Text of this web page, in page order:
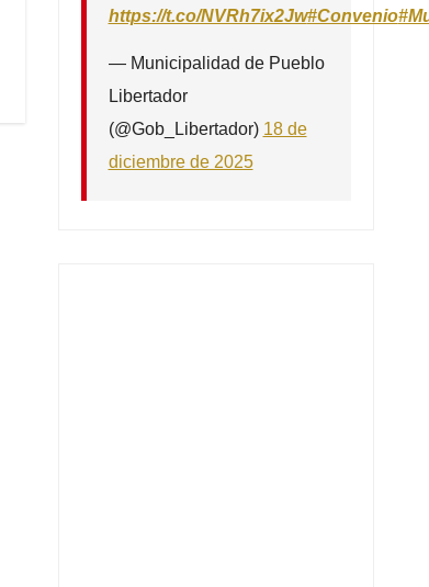
https://t.co/NVRh7ix2Jw#Convenio
— Municipalidad de Pueblo
Libertador
(@Gob_Libertador) 18 de
diciembre de 2025